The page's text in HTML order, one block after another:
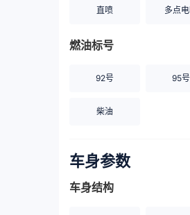
直喷 多点
燃油标号
92号 95号
柴油
车身参数
车身结构